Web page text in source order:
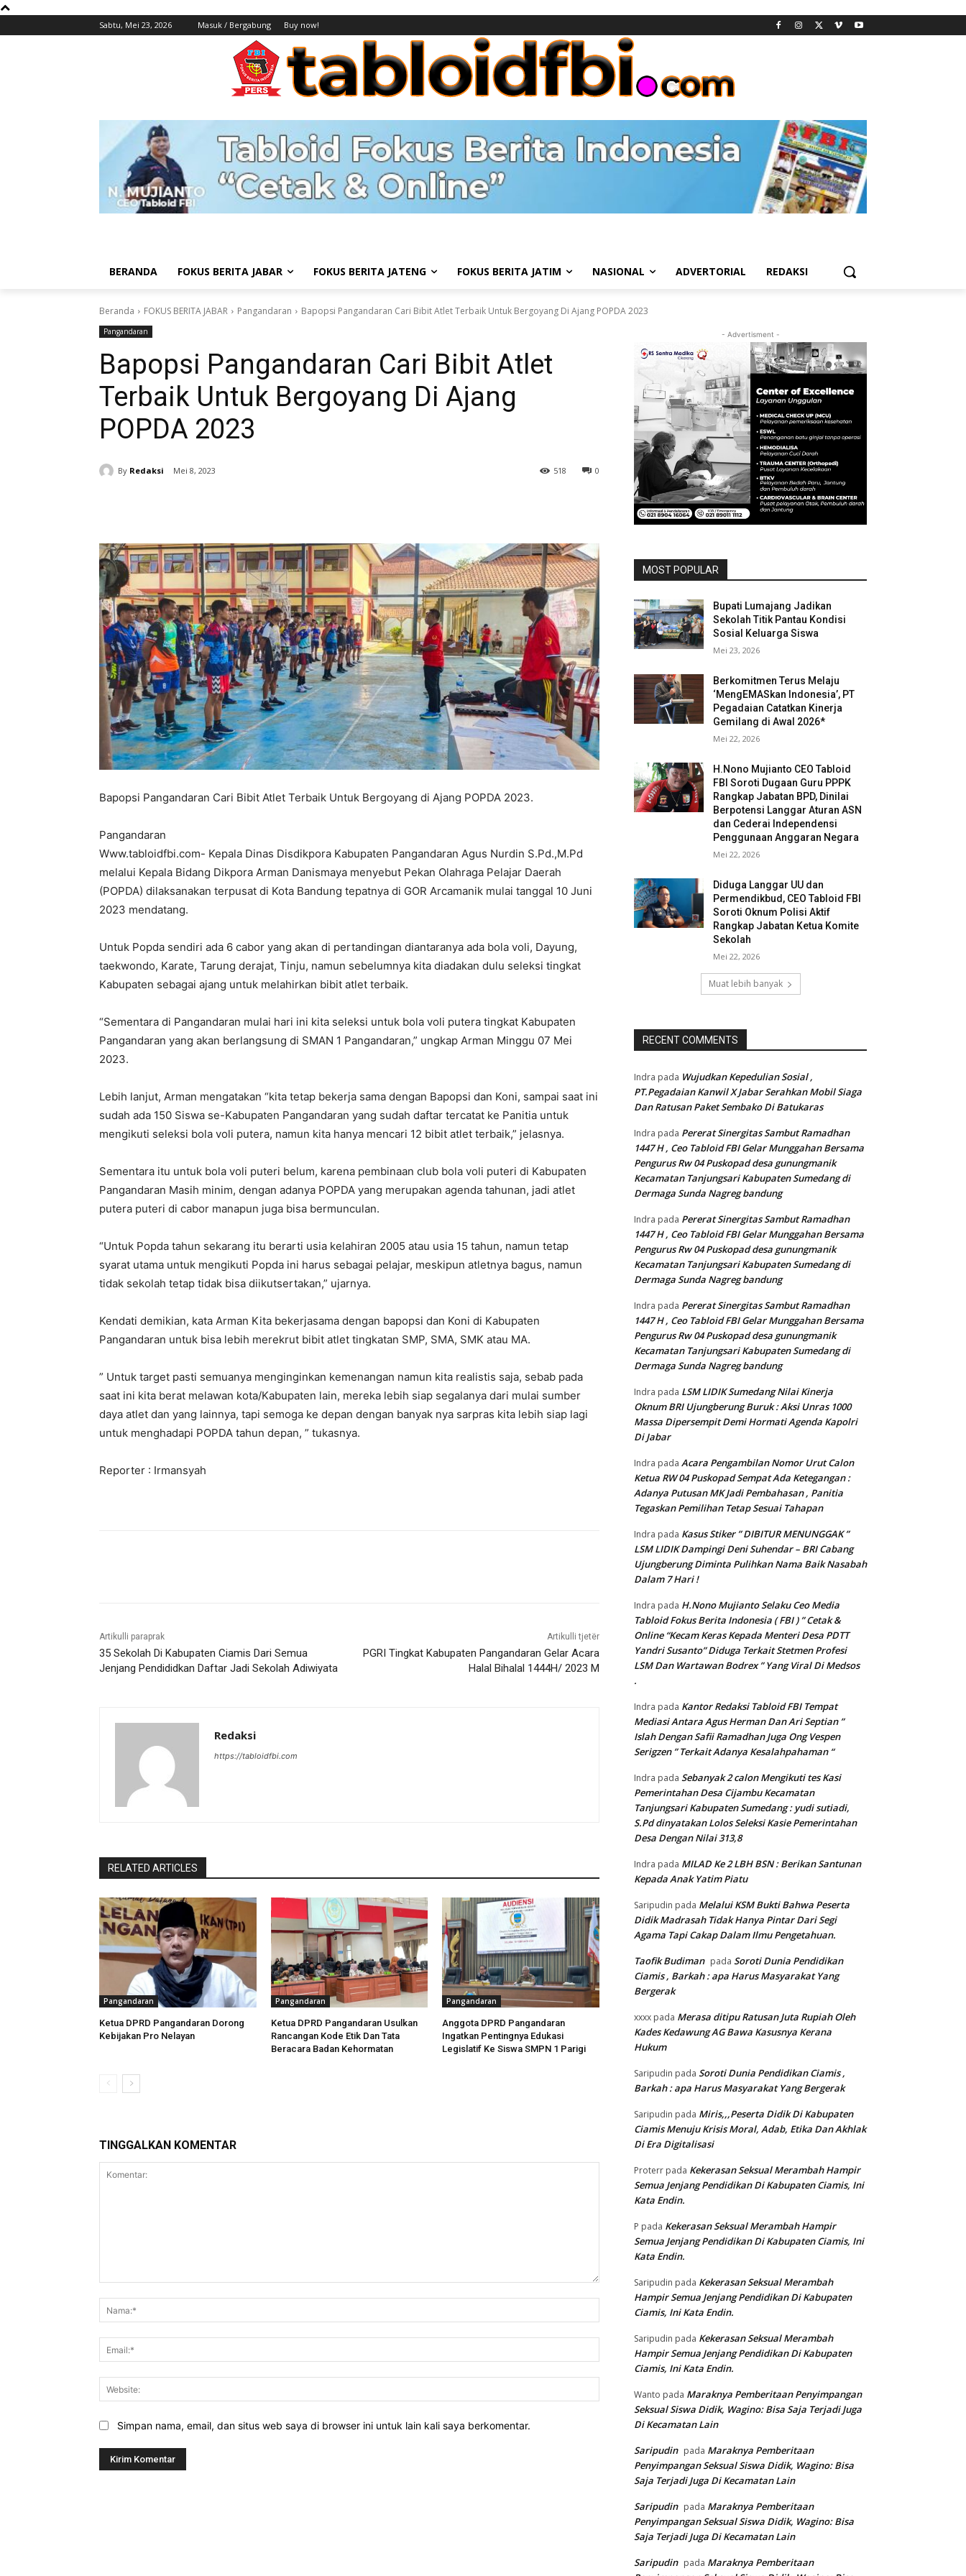
Sabtu, Mei 23, 2026 Masuk / Bergabung Buy now!
BERANDA FOKUS BERITA JABAR FOKUS BERITA JATENG FOKUS BERITA JATIM NASIONAL ADVERTORIAL REDAKSI
Beranda FOKUS BERITA JABAR Pangandaran Bapopsi Pangandaran Cari Bibit Atlet Terbaik Untuk Bergoyang Di Ajang POPDA 2023
Pangandaran
Bapopsi Pangandaran Cari Bibit Atlet
Terbaik Untuk Bergoyang Di Ajang
POPDA 2023
By Redaksi Mei 8, 2023 0
518
Bapopsi Pangandaran Cari Bibit Atlet Terbaik Untuk Bergoyang di Ajang POPDA 2023.
Pangandaran
Www.tabloidfbi.com- Kepala Dinas Disdikpora Kabupaten Pangandaran Agus Nurdin S.Pd.,M.Pd
melalui Kepala Bidang Dikpora Arman Danismaya menyebut Pekan Olahraga Pelajar Daerah
(POPDA) dilaksanakan terpusat di Kota Bandung tepatnya di GOR Arcamanik mulai tanggal 10 Juni
2023 mendatang.
Untuk Popda sendiri ada 6 cabor yang akan di pertandingan diantaranya ada bola voli, Dayung,
taekwondo, Karate, Tarung derajat, Tinju, namun sebelumnya kita diadakan dulu seleksi tingkat
Kabupaten sebagai ajang untuk melahirkan bibit atlet terbaik.
“Sementara di Pangandaran mulai hari ini kita seleksi untuk bola voli putera tingkat Kabupaten
Pangandaran yang akan berlangsung di SMAN 1 Pangandaran,” ungkap Arman Minggu 07 Mei
2023.
Lebih lanjut, Arman mengatakan “kita tetap bekerja sama dengan Bapopsi dan Koni, sampai saat ini
sudah ada 150 Siswa se-Kabupaten Pangandaran yang sudah daftar tercatat ke Panitia untuk
mengikuti seleksi bola voli putera, namun kita hanya mencari 12 bibit atlet terbaik,” jelasnya.
Sementara itu untuk bola voli puteri belum, karena pembinaan club bola voli puteri di Kabupaten
Pangandaran Masih minim, dengan adanya POPDA yang merupakan agenda tahunan, jadi atlet
putera puteri di cabor manapun juga bisa bermunculan.
“Untuk Popda tahun sekarang itu berarti usia kelahiran 2005 atau usia 15 tahun, namun tetap
syarat utama untuk mengikuti Popda ini harus sebagai pelajar, meskipun atletnya bagus, namun
tidak sekolah tetap tidak bisa diikutsertakan,” ujarnya.
Kendati demikian, kata Arman Kita bekerjasama dengan bapopsi dan Koni di Kabupaten
Pangandaran untuk bisa lebih merekrut bibit atlet tingkatan SMP, SMA, SMK atau MA.
” Untuk target pasti semuanya menginginkan kemenangan namun kita realistis saja, sebab pada
saat ini kita berat melawan kota/Kabupaten lain, mereka lebih siap segalanya dari mulai sumber
daya atlet dan yang lainnya, tapi semoga ke depan dengan banyak nya sarpras kita lebih siap lagi
untuk menghadapi POPDA tahun depan, ” tukasnya.
Reporter : Irmansyah
Artikulli paraprak
35 Sekolah Di Kabupaten Ciamis Dari Semua
Jenjang Pendididkan Daftar Jadi Sekolah Adiwiyata
Artikulli tjetër
PGRI Tingkat Kabupaten Pangandaran Gelar Acara
Halal Bihalal 1444H/ 2023 M
Redaksi
https://tabloidfbi.com
RELATED ARTICLES
Pangandaran
Ketua DPRD Pangandaran Dorong
Kebijakan Pro Nelayan
Pangandaran
Ketua DPRD Pangandaran Usulkan
Rancangan Kode Etik Dan Tata
Beracara Badan Kehormatan
Pangandaran
Anggota DPRD Pangandaran
Ingatkan Pentingnya Edukasi
Legislatif Ke Siswa SMPN 1 Parigi
TINGGALKAN KOMENTAR
Simpan nama, email, dan situs web saya di browser ini untuk lain kali saya berkomentar.
- Advertisment -
MOST POPULAR
Bupati Lumajang Jadikan
Sekolah Titik Pantau Kondisi
Sosial Keluarga Siswa
Mei 23, 2026
Berkomitmen Terus Melaju
‘MengEMASkan Indonesia’, PT
Pegadaian Catatkan Kinerja
Gemilang di Awal 2026*
Mei 22, 2026
H.Nono Mujianto CEO Tabloid
FBI Soroti Dugaan Guru PPPK
Rangkap Jabatan BPD, Dinilai
Berpotensi Langgar Aturan ASN
dan Cederai Independensi
Penggunaan Anggaran Negara
Mei 22, 2026
Diduga Langgar UU dan
Permendikbud, CEO Tabloid FBI
Soroti Oknum Polisi Aktif
Rangkap Jabatan Ketua Komite
Sekolah
Mei 22, 2026
Muat lebih banyak
RECENT COMMENTS
Indra pada Wujudkan Kepedulian Sosial ,
PT.Pegadaian Kanwil X Jabar Serahkan Mobil Siaga
Dan Ratusan Paket Sembako Di Batukaras
Indra pada Pererat Sinergitas Sambut Ramadhan
1447 H , Ceo Tabloid FBI Gelar Munggahan Bersama
Pengurus Rw 04 Puskopad desa gunungmanik
Kecamatan Tanjungsari Kabupaten Sumedang di
Dermaga Sunda Nagreg bandung
Indra pada Pererat Sinergitas Sambut Ramadhan
1447 H , Ceo Tabloid FBI Gelar Munggahan Bersama
Pengurus Rw 04 Puskopad desa gunungmanik
Kecamatan Tanjungsari Kabupaten Sumedang di
Dermaga Sunda Nagreg bandung
Indra pada Pererat Sinergitas Sambut Ramadhan
1447 H , Ceo Tabloid FBI Gelar Munggahan Bersama
Pengurus Rw 04 Puskopad desa gunungmanik
Kecamatan Tanjungsari Kabupaten Sumedang di
Dermaga Sunda Nagreg bandung
Indra pada LSM LIDIK Sumedang Nilai Kinerja
Oknum BRI Ujungberung Buruk : Aksi Unras 1000
Massa Dipersempit Demi Hormati Agenda Kapolri
Di Jabar
Indra pada Acara Pengambilan Nomor Urut Calon
Ketua RW 04 Puskopad Sempat Ada Ketegangan :
Adanya Putusan MK Jadi Pembahasan , Panitia
Tegaskan Pemilihan Tetap Sesuai Tahapan
Indra pada Kasus Stiker ” DIBITUR MENUNGGAK ”
LSM LIDIK Dampingi Deni Suhendar – BRI Cabang
Ujungberung Diminta Pulihkan Nama Baik Nasabah
Dalam 7 Hari !
Indra pada H.Nono Mujianto Selaku Ceo Media
Tabloid Fokus Berita Indonesia ( FBI ) ” Cetak &
Online “Kecam Keras Kepada Menteri Desa PDTT
Yandri Susanto” Diduga Terkait Stetmen Profesi
LSM Dan Wartawan Bodrex ” Yang Viral Di Medsos
.
Indra pada Kantor Redaksi Tabloid FBI Tempat
Mediasi Antara Agus Herman Dan Ari Septian ”
Islah Dengan Safii Ramadhan Juga Ong Vespen
Serigzen ” Terkait Adanya Kesalahpahaman “
Indra pada Sebanyak 2 calon Mengikuti tes Kasi
Pemerintahan Desa Cijambu Kecamatan
Tanjungsari Kabupaten Sumedang : yudi sutiadi,
S.Pd dinyatakan Lolos Seleksi Kasie Pemerintahan
Desa Dengan Nilai 313,8
Indra pada MILAD Ke 2 LBH BSN : Berikan Santunan
Kepada Anak Yatim Piatu
Saripudin pada Melalui KSM Bukti Bahwa Peserta
Didik Madrasah Tidak Hanya Pintar Dari Segi
Agama Tapi Cakap Dalam Ilmu Pengetahuan.
Taofik Budiman pada Soroti Dunia Pendidikan
Ciamis , Barkah : apa Harus Masyarakat Yang
Bergerak
xxxx pada Merasa ditipu Ratusan Juta Rupiah Oleh
Kades Kedawung AG Bawa Kasusnya Kerana
Hukum
Saripudin pada Soroti Dunia Pendidikan Ciamis ,
Barkah : apa Harus Masyarakat Yang Bergerak
Saripudin pada Miris,,,Peserta Didik Di Kabupaten
Ciamis Menuju Krisis Moral, Adab, Etika Dan Akhlak
Di Era Digitalisasi
Proterr pada Kekerasan Seksual Merambah Hampir
Semua Jenjang Pendidikan Di Kabupaten Ciamis, Ini
Kata Endin.
P pada Kekerasan Seksual Merambah Hampir
Semua Jenjang Pendidikan Di Kabupaten Ciamis, Ini
Kata Endin.
Saripudin pada Kekerasan Seksual Merambah
Hampir Semua Jenjang Pendidikan Di Kabupaten
Ciamis, Ini Kata Endin.
Saripudin pada Kekerasan Seksual Merambah
Hampir Semua Jenjang Pendidikan Di Kabupaten
Ciamis, Ini Kata Endin.
Wanto pada Maraknya Pemberitaan Penyimpangan
Seksual Siswa Didik, Wagino: Bisa Saja Terjadi Juga
Di Kecamatan Lain
Saripudin pada Maraknya Pemberitaan
Penyimpangan Seksual Siswa Didik, Wagino: Bisa
Saja Terjadi Juga Di Kecamatan Lain
Saripudin pada Maraknya Pemberitaan
Penyimpangan Seksual Siswa Didik, Wagino: Bisa
Saja Terjadi Juga Di Kecamatan Lain
Saripudin pada Maraknya Pemberitaan